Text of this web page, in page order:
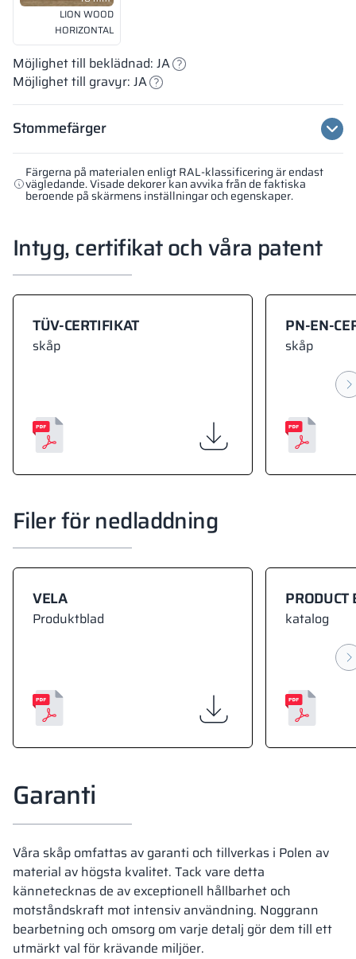
Färgerna på materialen enligt RAL-klassificering är endast
vägledande. Visade dekorer kan avvika från de faktiska
beroende på skärmens inställningar och egenskaper.
LION WOOD
HORIZONTAL
Möjlighet till beklädnad: JA
Möjlighet till gravyr: JA
Stommefärger
Intyg, certifikat och våra patent
TÜV-CERTIFIKAT
skåp
PN-EN-
skåp
Filer för nedladdning
VELA
Produktblad
PRODUCT
katalog
Garanti
Våra skåp omfattas av garanti och tillverkas i Polen av
material av högsta kvalitet. Tack vare detta
kännetecknas de av exceptionell hållbarhet och
motståndskraft mot intensiv användning. Noggrann
bearbetning och omsorg om varje detalj gör dem till ett
utmärkt val för krävande miljöer.